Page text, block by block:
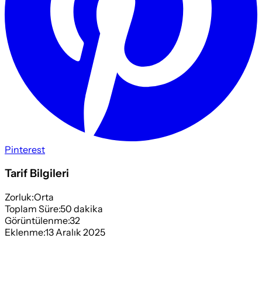
Pinterest
Tarif Bilgileri
Zorluk:Orta
Toplam Süre:50 dakika
Görüntülenme:32
Eklenme:13 Aralık 2025